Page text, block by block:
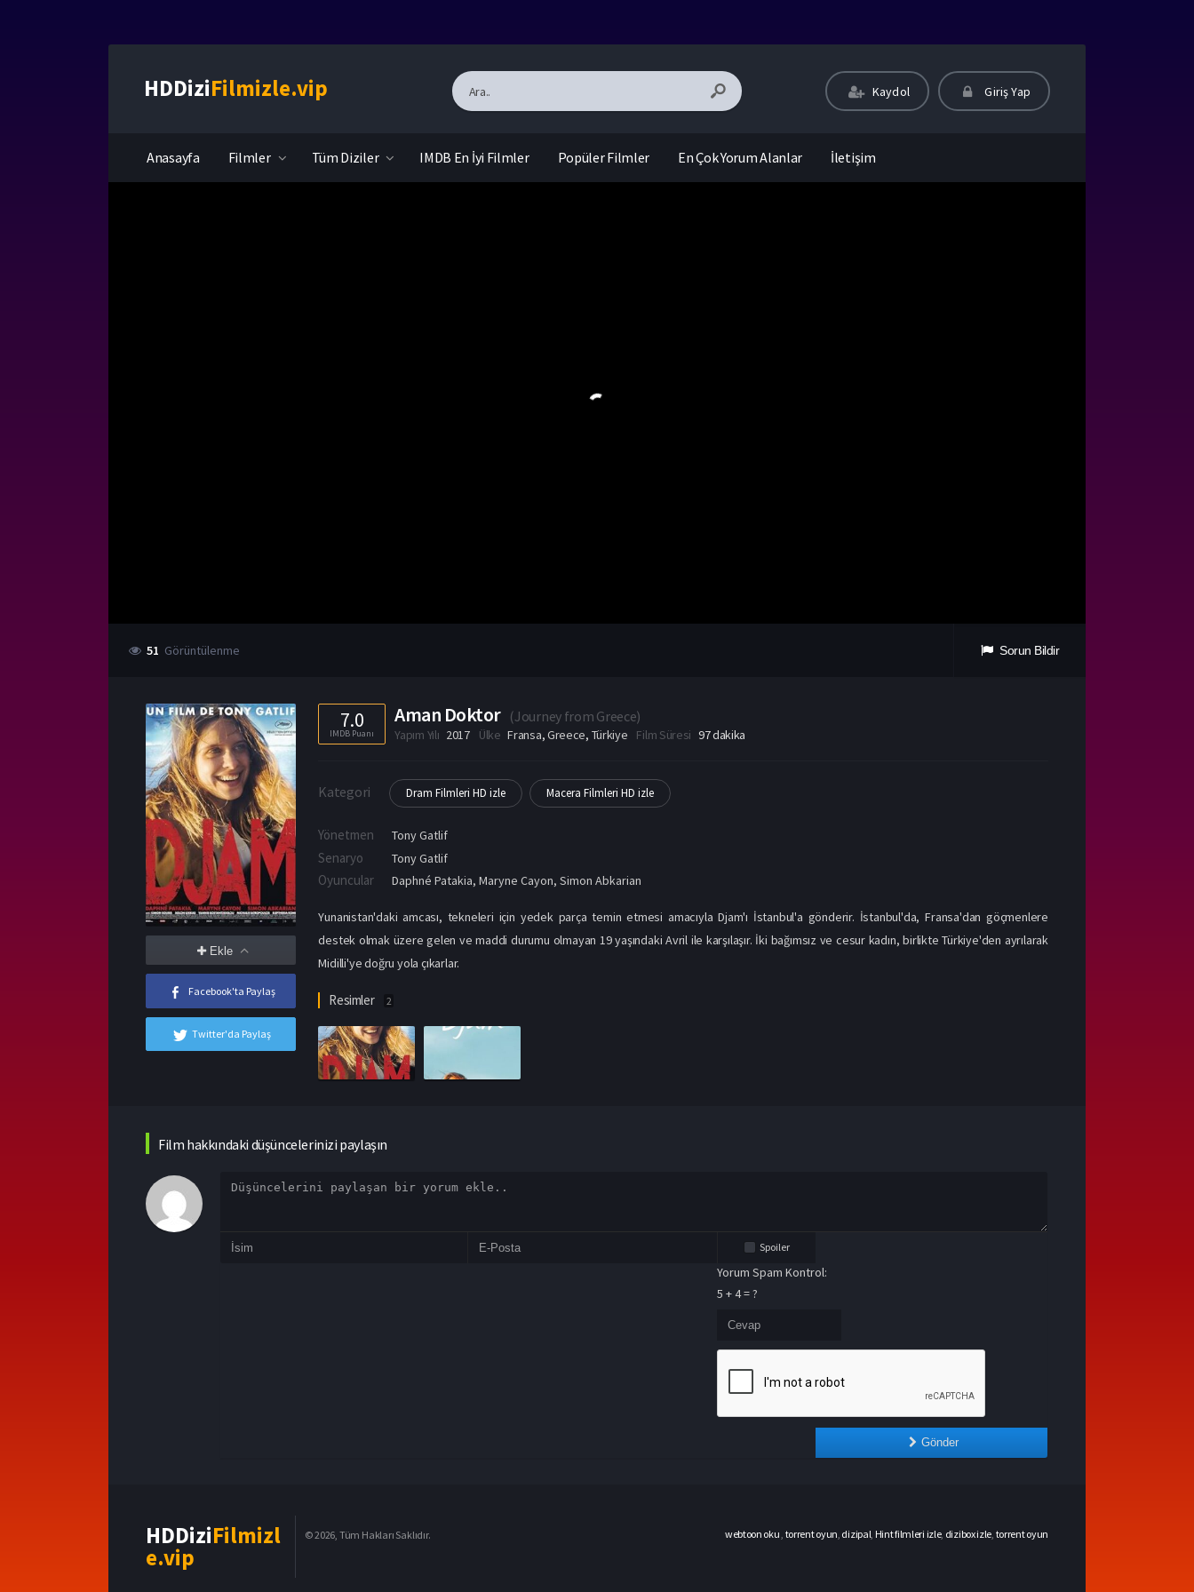
HDDiziFilmizle.vip Kaydol Giriş Yap
Anasayfa Filmler Tüm Diziler IMDB En İyi Filmler Popüler Filmler En Çok Yorum Alanlar İletişim
51 Görüntülenme Sorun Bildir
Ekle
Facebook'ta Paylaş
Twitter'da Paylaş
7.0
IMDB Puanı
Aman Doktor (Journey from Greece)
Yapım Yılı 2017 Ülke Fransa,Greece, Türkiye Film Süresi 97 dakika
Kategori Dram Filmleri HD izle Macera Filmleri HD izle
Yönetmen Tony Gatlif
Senaryo Tony Gatlif
Oyuncular Daphné Patakia,Maryne Cayon,Simon Abkarian
Yunanistan'daki amcası, tekneleri için yedek parça temin etmesi amacıyla Djam'ı İstanbul'a gönderir. İstanbul'da, Fransa'dan göçmenlere
destek olmak üzere gelen ve maddi durumu olmayan 19 yaşındaki Avril ile karşılaşır. İki bağımsız ve cesur kadın, birlikte Türkiye'den ayrılarak
Midilli'ye doğru yola çıkarlar.
Resimler 2
Film hakkındaki düşüncelerinizi paylaşın
Spoiler
Yorum Spam Kontrol:
5 + 4 = ?
Gönder
HDDiziFilmizl
e.vip
© 2026, Tüm Hakları Saklıdır. webtoon oku torrent oyun dizipal Hint filmleri izle, dizibox izle torrent oyun